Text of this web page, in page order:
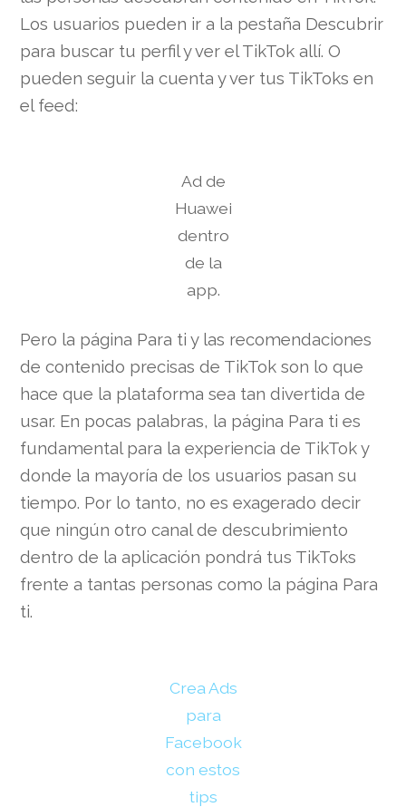
Los usuarios pueden ir a la pestaña Descubrir
para buscar tu perfil y ver el TikTok allí. O
pueden seguir la cuenta y ver tus TikToks en
el feed:
Ad de
Huawei
dentro
de la
app.
Pero la página Para ti y las recomendaciones
de contenido precisas de TikTok son lo que
hace que la plataforma sea tan divertida de
usar. En pocas palabras, la página Para ti es
fundamental para la experiencia de TikTok y
donde la mayoría de los usuarios pasan su
tiempo. Por lo tanto, no es exagerado decir
que ningún otro canal de descubrimiento
dentro de la aplicación pondrá tus TikToks
frente a tantas personas como la página Para
ti.
Crea Ads
para
Facebook
con estos
tips